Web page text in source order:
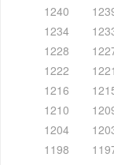
1240
1234
1228
1222
1221
1216
1210
1204
1198